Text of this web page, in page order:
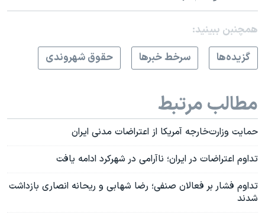
همچنبن ببینید:
گزيده‌ها
سرخط خبرها حقوق شهروندی
مطالب مرتبط
حمایت وزارت‌خارجه آمریکا از اعتراضات مدنی ایران
تداوم اعتراضات در ایران؛ ناآرامی در شهرکرد ادامه یافت
تداوم فشار بر فعالان صنفی؛ رضا شهابی و ریحانه انصاری بازداشت
شدند